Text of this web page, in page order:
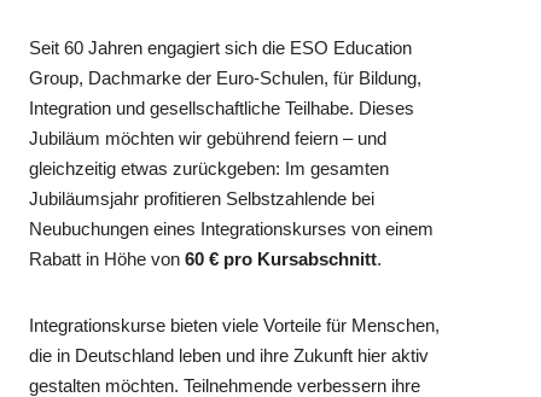
Seit 60 Jahren engagiert sich die ESO Education
Group, Dachmarke der Euro-Schulen, für Bildung,
Integration und gesellschaftliche Teilhabe. Dieses
Jubiläum möchten wir gebührend feiern – und
gleichzeitig etwas zurückgeben: Im gesamten
Jubiläumsjahr profitieren Selbstzahlende bei
Neubuchungen eines Integrationskurses von einem
Rabatt in Höhe von60 € pro Kursabschnitt.
Integrationskurse bieten viele Vorteile für Menschen,
die in Deutschland leben und ihre Zukunft hier aktiv
gestalten möchten. Teilnehmende verbessern ihre